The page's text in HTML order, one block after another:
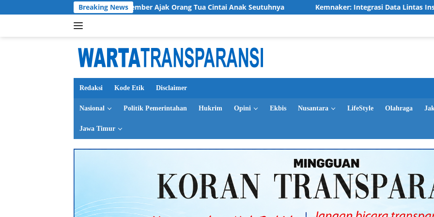
ke
Breaking News
TP PKK Kabupaten Jember Ajak Orang Tua Cintai Anak Seutuhnya Kemnaker: Integrasi Data Lintas Instansi Tingkatkan
Redaksi Kode Etik Disclaimer
Nasional Politik Pemerintahan Hukrim Opini Ekbis Nusantara LifeStyle Olahraga
Jawa Timur